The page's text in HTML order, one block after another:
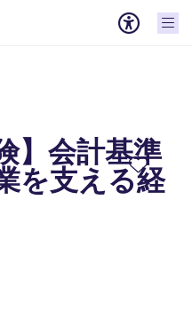
】会計基準
を支える経